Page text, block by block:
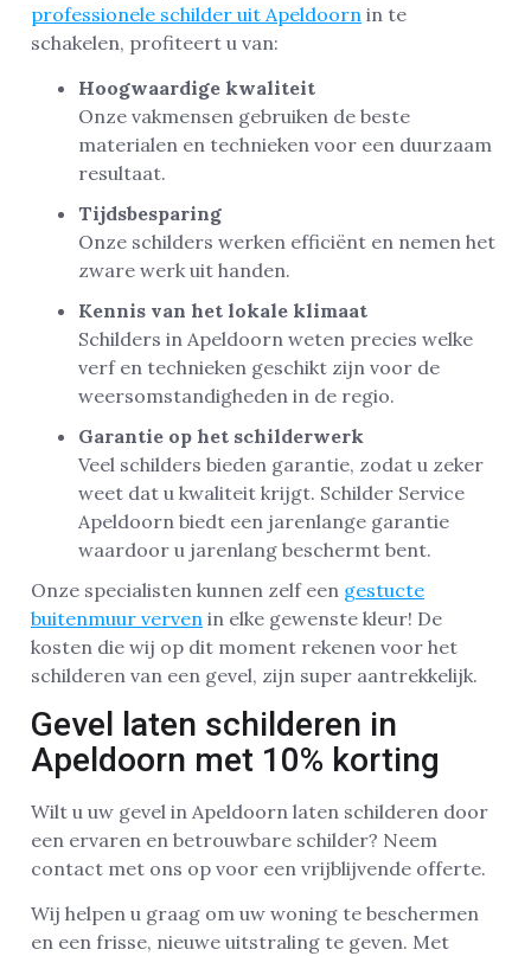
professionele schilder uit Apeldoorn in te
schakelen, profiteert u van:
Hoogwaardige kwaliteit
Onze vakmensen gebruiken de beste
materialen en technieken voor een duurzaam
resultaat.
Tijdsbesparing
Onze schilders werken efficiënt en nemen het
zware werk uit handen.
Kennis van het lokale klimaat
Schilders in Apeldoorn weten precies welke
verf en technieken geschikt zijn voor de
weersomstandigheden in de regio.
Garantie op het schilderwerk
Veel schilders bieden garantie, zodat u zeker
weet dat u kwaliteit krijgt. Schilder Service
Apeldoorn biedt een jarenlange garantie
waardoor u jarenlang beschermt bent.
Onze specialisten kunnen zelf een gestucte
buitenmuur verven in elke gewenste kleur! De
kosten die wij op dit moment rekenen voor het
schilderen van een gevel, zijn super aantrekkelijk.
Gevel laten schilderen in
Apeldoorn met 10% korting
Wilt u uw gevel in Apeldoorn laten schilderen door
een ervaren en betrouwbare schilder? Neem
contact met ons op voor een vrijblijvende offerte.
Wij helpen u graag om uw woning te beschermen
en een frisse, nieuwe uitstraling te geven. Met